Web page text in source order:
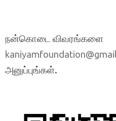
நன்கொடை விவரங்களை
அனுப்புங்கள்.